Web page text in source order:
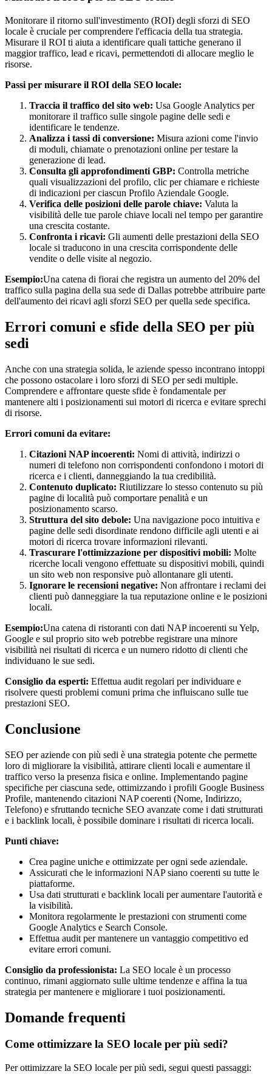
Monitorare il ritorno sull'investimento (ROI) degli sforzi di SEO
locale è cruciale per comprendere l'efficacia della tua strategia.
Misurare il ROI ti aiuta a identificare quali tattiche generano il
maggior traffico, lead e ricavi, permettendoti di allocare meglio le
risorse.
Passi per misurare il ROI della SEO locale:
Traccia il traffico del sito web: Usa Google Analytics per
monitorare il traffico sulle singole pagine delle sedi e
identificare le tendenze.
Analizza i tassi di conversione: Misura azioni come l'invio
di moduli, chiamate o prenotazioni online per testare la
generazione di lead.
Consulta gli approfondimenti GBP: Controlla metriche
quali visualizzazioni del profilo, clic per chiamare e richieste
di indicazioni per ciascun Profilo Aziendale Google.
Verifica delle posizioni delle parole chiave: Valuta la
visibilità delle tue parole chiave locali nel tempo per garantire
una crescita costante.
Confronta i ricavi: Gli aumenti delle prestazioni della SEO
locale si traducono in una crescita corrispondente delle
vendite o delle visite al negozio.
Esempio:Una catena di fiorai che registra un aumento del 20% del
traffico sulla pagina della sua sede di Dallas potrebbe attribuire parte
dell'aumento dei ricavi agli sforzi SEO per quella sede specifica.
Errori comuni e sfide della SEO per più
sedi
Anche con una strategia solida, le aziende spesso incontrano intoppi
che possono ostacolare i loro sforzi di SEO per sedi multiple.
Comprendere e affrontare queste sfide è fondamentale per
mantenere alti i posizionamenti sui motori di ricerca e evitare sprechi
di risorse.
Errori comuni da evitare:
Citazioni NAP incoerenti: Nomi di attività, indirizzi o
numeri di telefono non corrispondenti confondono i motori di
ricerca e i clienti, danneggiando la tua credibilità.
Contenuto duplicato: Riutilizzare lo stesso contenuto su più
pagine di località può comportare penalità e un
posizionamento scarso.
Struttura del sito debole: Una navigazione poco intuitiva e
pagine delle sedi disordinate rendono difficile agli utenti e ai
motori di ricerca trovare informazioni rilevanti.
Trascurare l'ottimizzazione per dispositivi mobili: Molte
ricerche locali vengono effettuate su dispositivi mobili, quindi
un sito web non responsive può allontanare gli utenti.
Ignorare le recensioni negative: Non affrontare i reclami dei
clienti può danneggiare la tua reputazione online e le posizioni
locali.
Esempio:Una catena di ristoranti con dati NAP incoerenti su Yelp,
Google e sul proprio sito web potrebbe registrare una minore
visibilità nei risultati di ricerca e un numero ridotto di clienti che
individuano le sue sedi.
Consiglio da esperti: Effettua audit regolari per individuare e
risolvere questi problemi comuni prima che influiscano sulle tue
prestazioni SEO.
Conclusione
SEO per aziende con più sedi è una strategia potente che permette
loro di migliorare la visibilità, attirare clienti locali e aumentare il
traffico verso la presenza fisica e online. Implementando pagine
specifiche per ciascuna sede, ottimizzando i profili Google Business
Profile, mantenendo citazioni NAP coerenti (Nome, Indirizzo,
Telefono) e sfruttando tecniche SEO avanzate come i dati strutturati
e i backlink locali, è possibile dominare i risultati di ricerca locali.
Punti chiave:
Crea pagine uniche e ottimizzate per ogni sede aziendale.
Assicurati che le informazioni NAP siano coerenti su tutte le
piattaforme.
Usa dati strutturati e backlink locali per aumentare l'autorità e
la visibilità.
Monitora regolarmente le prestazioni con strumenti come
Google Analytics e Search Console.
Effettua audit per mantenere un vantaggio competitivo ed
evitare errori comuni.
Consiglio da professionista: La SEO locale è un processo
continuo, rimani aggiornato sulle ultime tendenze e affina la tua
strategia per mantenere e migliorare i tuoi posizionamenti.
Domande frequenti
Come ottimizzare la SEO locale per più sedi?
Per ottimizzare la SEO locale per più sedi, segui questi passaggi: